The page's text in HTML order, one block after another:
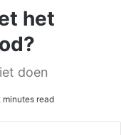
het
doen
minutes read